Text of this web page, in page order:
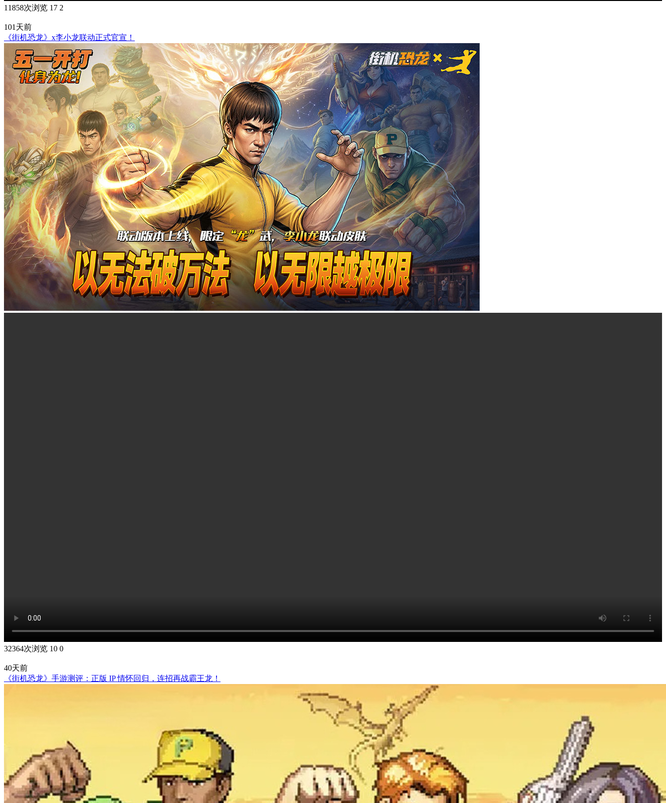
11858次浏览 17 2
101天前
《街机恐龙》x李小龙联动正式官宣！
32364次浏览 10 0
40天前
《街机恐龙》手游测评：正版 IP 情怀回归，连招再战霸王龙！